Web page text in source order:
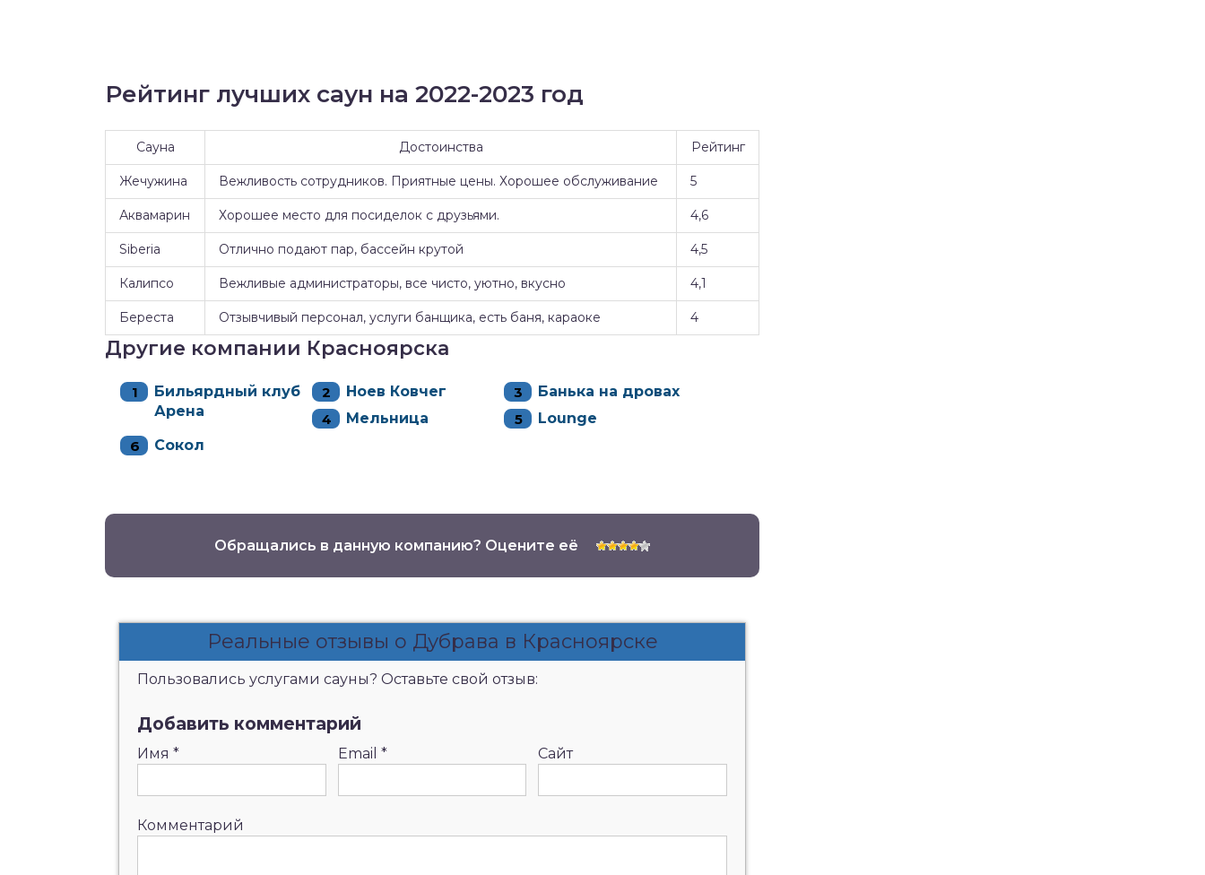
Рейтинг лучших саун на 2022-2023 год
Сауна Достоинства Рейтинг
Жечужина Вежливость сотрудников. Приятные цены. Хорошее обслуживание 5
Аквамарин Хорошее место для посиделок с друзьями. 4,6
Siberia Отлично подают пар, бассейн крутой 4,5
Калипсо Вежливые администраторы, все чисто, уютно, вкусно 4,1
Береста Отзывчивый персонал, услуги банщика, есть баня, караоке 4
Другие компании Красноярска
Бильярдный клуб
Арена
Ноев Ковчег
Банька на дровах
Мельница
Lounge
Сокол
Обращались в данную компанию? Оцените её
Реальные отзывы о Дубрава в Красноярске
Пользовались услугами сауны? Оставьте свой отзыв:
Добавить комментарий
Имя * Email * Сайт
Комментарий